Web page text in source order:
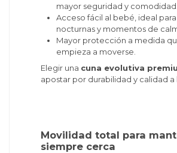
mayor seguridad y comodidad.
Acceso fácil al bebé, ideal
nocturnas y momentos de
Mayor protección a medida
empieza a moverse.
Elegir una cuna evolutiva
apostar por durabilidad y calidad a
Movilidad total para
siempre cerca